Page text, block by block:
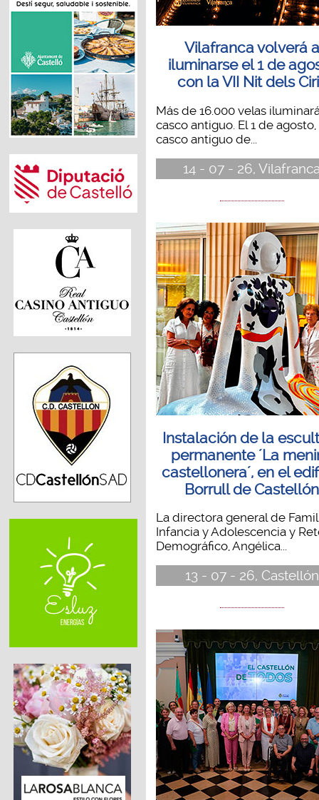
Vilafranca volverá a
iluminarse el 1 de
con la VII Nit dels
Más de 16.000 velas
casco antiguo. El 1 de agosto,
casco antiguo de...
14 - 07 - 26,
Instalación de la
permanente ´La
castellonera´, en el
Borrull de Castellón
La directora general de
Infancia y Adolescencia y
Demográfico, Angélica...
13 - 07 - 26, Castellón